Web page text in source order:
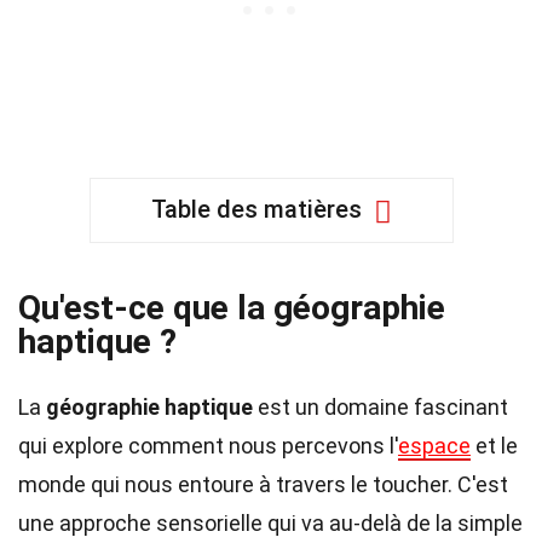
Table des matières
Qu'est-ce que la géographie
haptique ?
La géographie haptique est un domaine fascinant
qui explore comment nous percevons l'espace et le
monde qui nous entoure à travers le toucher. C'est
une approche sensorielle qui va au-delà de la simple